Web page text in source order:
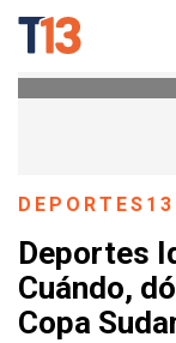
DEPORTES13
Deportes
Cuándo,
Copa